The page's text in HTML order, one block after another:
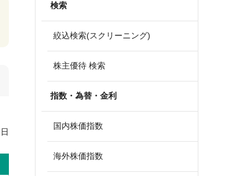
日
検索
絞込検索(スクリーニング)
株主優待 検索
指数・為替・金利
国内株価指数
海外株価指数